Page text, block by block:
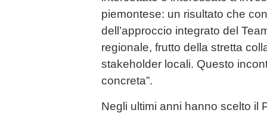
piemontese: un risultato che
dell’approccio integrato del
regionale, frutto della stretta
stakeholder locali. Questo
concreta”.
Negli ultimi anni hanno scelto il